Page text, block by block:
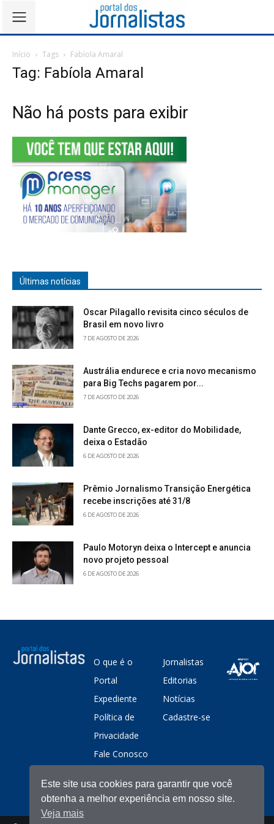
Início Tags Fabíola Amaral
Tag: Fabíola Amaral
Não há posts para exibir
Últimas notícias
Oscar Pilagallo revisita cinco séculos de
Brasil em novo livro
7 DE AGOSTO DE 2026
Austrália endurece e cria novo mecanismo
para Big Techs pagarem por...
7 DE AGOSTO DE 2026
Dante Grecco, ex-editor do Mobilidade,
deixa o Estadão
6 DE AGOSTO DE 2026
Prêmio Jornalismo Transição Energética
recebe inscrições até 31/8
6 DE AGOSTO DE 2026
Paulo Motoryn deixa o Intercept e anuncia
novo projeto pessoal
6 DE AGOSTO DE 2026
O que é o
Portal
Expediente
Política de
Privacidade
Fale Conosco
Jornalistas
Editorias
Notícias
Cadastre-se
Este site usa cookies para garantir que você
obtenha a melhor experiência em nosso site.
Veja mais